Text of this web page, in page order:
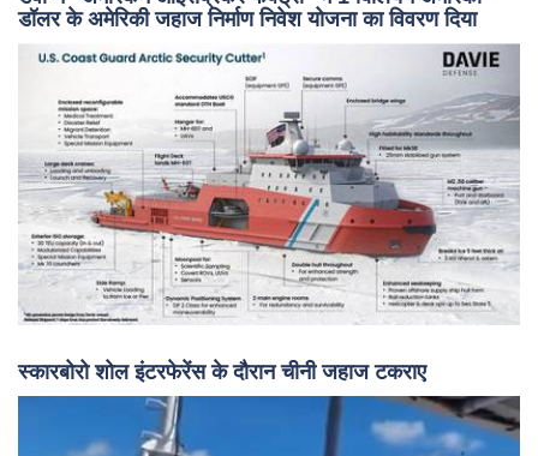
डॉलर के अमेरिकी जहाज निर्माण निवेश योजना का विवरण दिया
स्कारबोरो शोल इंटरफेरेंस के दौरान चीनी जहाज टकराए